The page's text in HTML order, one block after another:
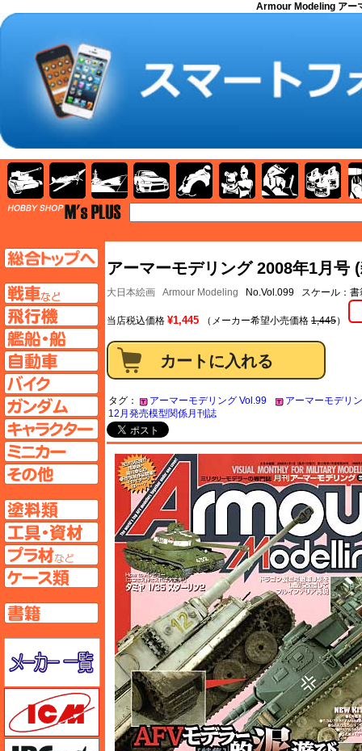
Armour Modeling アー
アーマーモデリング 2008年1月号
大日本絵画 Armour Modeling No.Vol.099 スケール：書
当店税込価格 ¥1,445 （メーカー希望小売価格 1,445）
タグ： アーマーモデリング Vol.99
アーマーモデリ
12月発売模型関係月刊誌
AFV
自動車ページへ
バイクページへ
ガンダムページへ
キャラクターページへ
ミニカーページへ
その他ページへ
塗料ページへ
工具ページへ
プラ材ページへ
ケースページへ
メーカー一覧のページはこちら
ICM
IBG
AFV 飛行機 艦船 自動車 バイク キャラクターガンダム 塗料